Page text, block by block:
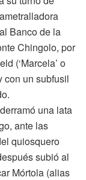
Banco de la
Chingolo, por
(‘Marcela’ o
con un subfusil
una lata
ante las
quiosquero
subió al
Mórtola (alias